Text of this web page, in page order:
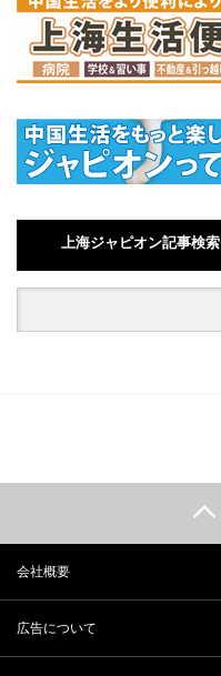
上海ジャピオン記事検索
会社概要
広告について